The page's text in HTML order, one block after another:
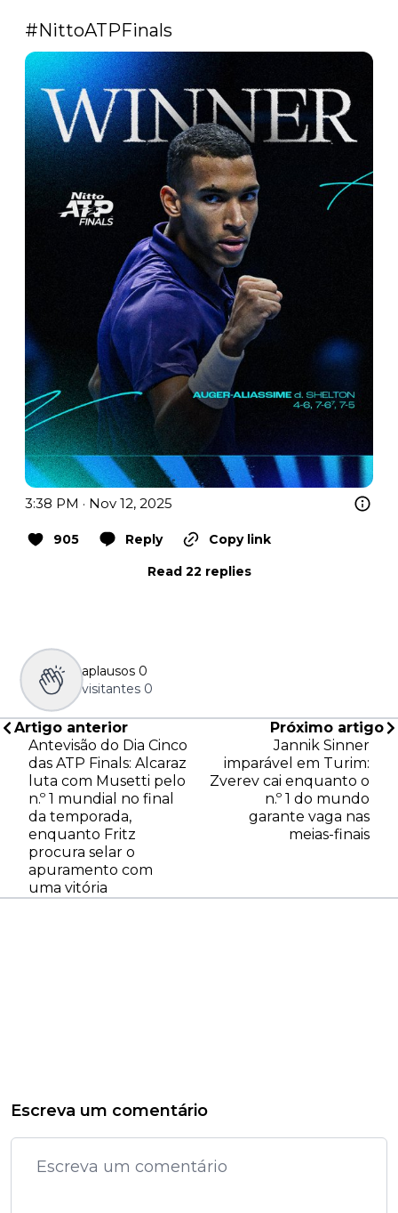
#NittoATPFinals
3:38 PM · Nov 12, 2025
905 Reply
Copy link
Read 22 replies
aplausos 0
visitantes 0
Artigo anterior
Antevisão do Dia Cinco
das ATP Finals: Alcaraz
luta com Musetti pelo
n.º 1 mundial no final
da temporada,
enquanto Fritz
procura selar o
apuramento com
uma vitória
Próximo artigo
Jannik Sinner
imparável em Turim:
Zverev cai enquanto o
n.º 1 do mundo
garante vaga nas
meias-finais
Escreva um comentário